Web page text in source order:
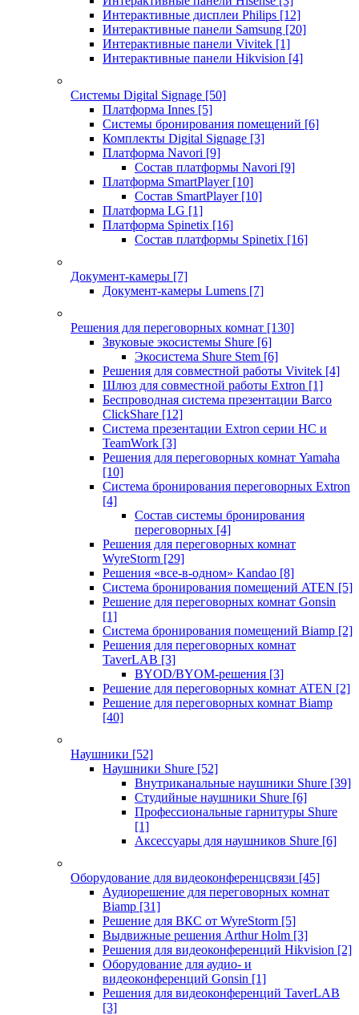
Интерактивные дисплеи Philips [12]
Интерактивные панели Samsung [20]
Интерактивные панели Vivitek [1]
Интерактивные панели Hikvision [4]
Системы Digital Signage [50]
Платформа Innes [5]
Системы бронирования помещений [6]
Комплекты Digital Signage [3]
Платформа Navori [9]
Состав платформы Navori [9]
Платформа SmartPlayer [10]
Состав SmartPlayer [10]
Платформа LG [1]
Платформа Spinetix [16]
Состав платформы Spinetix [16]
Документ-камеры [7]
Документ-камеры Lumens [7]
Решения для переговорных комнат [130]
Звуковые экосистемы Shure [6]
Экосистема Shure Stem [6]
Решения для совместной работы Vivitek [4]
Шлюз для совместной работы Extron [1]
Беспроводная система презентации Barco
ClickShare [12]
Система презентации Extron серии HC и
TeamWork [3]
Решения для переговорных комнат Yamaha
[10]
Система бронирования переговорных Extron
[4]
Состав системы бронирования
переговорных [4]
Решения для переговорных комнат
WyreStorm [29]
Решения «все-в-одном» Kandao [8]
Система бронирования помещений ATEN [5]
Решение для переговорных комнат Gonsin
[1]
Система бронирования помещений Biamp [2]
Решения для переговорных комнат
TaverLAB [3]
BYOD/BYOM-решения [3]
Решение для переговорных комнат ATEN [2]
Решение для переговорных комнат Biamp
[40]
Наушники [52]
Наушники Shure [52]
Внутриканальные наушники Shure [39]
Студийные наушники Shure [6]
Профессиональные гарнитуры Shure
[1]
Аксессуары для наушников Shure [6]
Оборудование для видеоконференцсвязи [45]
Аудиорешение для переговорных комнат
Biamp [31]
Решение для ВКС от WyreStorm [5]
Выдвижные решения Arthur Holm [3]
Решения для видеоконференций Hikvision [2]
Оборудование для аудио- и
видеоконференций Gonsin [1]
Решения для видеоконференций TaverLAB
[3]